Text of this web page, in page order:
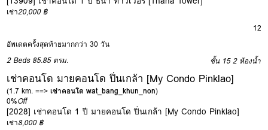
เช่า20,000 ฿
12
อัพเดตครั้งสุดท้ายมากกว่า 30 วัน
2 Beds 85.85 ตรม. ชั้น 15 2 ห้องน้ำ
เช่าคอนโด มายคอนโด ปิ่นเกล้า [My Condo Pinklao]
(1.7 km. ==>เช่าคอนโด wat_bang_khun_non)
0%Off
[2028] เช่าคอนโด 1 ปี มายคอนโด ปิ่นเกล้า [My Condo Pinklao]
เช่า8,000 ฿